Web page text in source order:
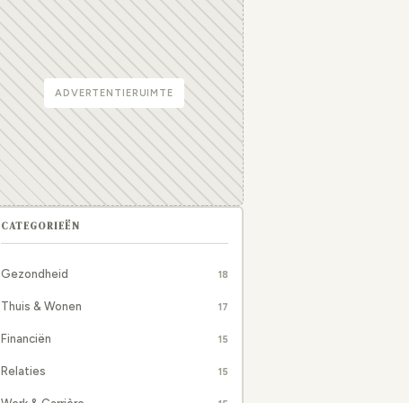
ADVERTENTIERUIMTE
CATEGORIEËN
Gezondheid 18
Thuis & Wonen 17
Financiën 15
Relaties 15